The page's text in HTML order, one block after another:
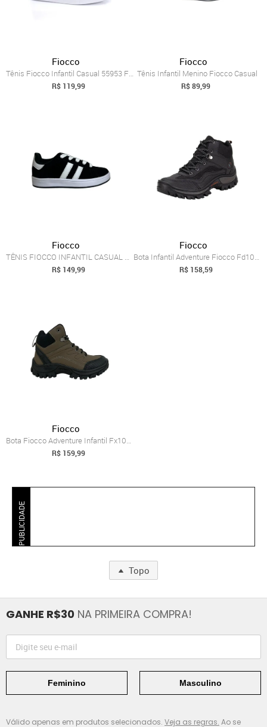
Fiocco
Tênis Fiocco Infantil Casual 55953 Fiocco Preto
R$ 119,99
Fiocco
Tênis Infantil Menino Fiocco Casual
R$ 89,99
Fiocco
TÊNIS FIOCCO INFANTIL CASUAL FS1100 Fiocco Preto
R$ 149,99
Fiocco
Bota Infantil Adventure Fiocco Fd104 5740104 Preto
R$ 158,59
Fiocco
Bota Fiocco Adventure Infantil Fx109 Fiocco Marrom
R$ 159,99
PUBLICIDADE
Topo
GANHE R$30 NA PRIMEIRA COMPRA!
Feminino Masculino
Válido apenas em produtos selecionados. Veja as regras. Ao se